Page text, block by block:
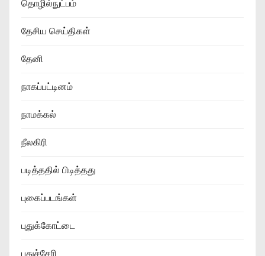
தொழில்நுட்பம்
தேசிய செய்திகள்
தேனி
நாகப்பட்டினம்
நாமக்கல்
நீலகிரி
படித்ததில் பிடித்தது
புகைப்படங்கள்
புதுக்கோட்டை
புதுச்சேரி